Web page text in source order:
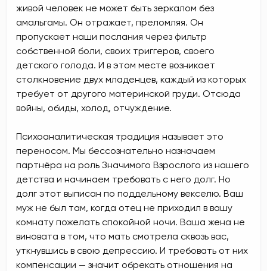
живой человек не может быть зеркалом без
амальгамы. Он отражает, преломляя. Он
пропускает наши послания через фильтр
собственной боли, своих триггеров, своего
детского голода. И в этом месте возникает
столкновение двух младенцев, каждый из которых
требует от другого материнской груди. Отсюда
войны, обиды, холод, отчуждение.
Психоаналитическая традиция называет это
переносом. Мы бессознательно назначаем
партнёра на роль Значимого Взрослого из нашего
детства и начинаем требовать с него долг. Но
долг этот выписан по поддельному векселю. Ваш
муж не был там, когда отец не приходил в вашу
комнату пожелать спокойной ночи. Ваша жена не
виновата в том, что мать смотрела сквозь вас,
уткнувшись в свою депрессию. И требовать от них
компенсации — значит обрекать отношения на